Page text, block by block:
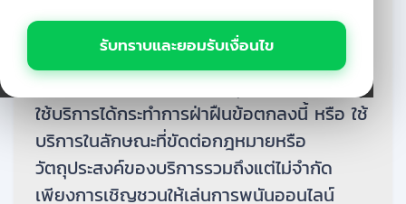
รับทราบและยอมรับเงื่อนไข
และจะไม่ใช้บริการในทางที่อาจก่อให้เกิดความ
เสียหายต่อผู้ให้บริการหรือบุคคลอื่น ในกรณีที่ผู้
ให้บริการตรวจพบ หรือมีเหตุอันควรเชื่อได้ว่าผู้
ใช้บริการได้กระทําการฝ่าฝืนข้อตกลงนี้ หรือ ใช้
บริการในลักษณะที่ขัดต่อกฎหมายหรือ
วัตถุประสงค์ของบริการรวมถึงแต่ไม่จํากัด
เพียงการเชิญชวนให้เล่นการพนันออนไลน์